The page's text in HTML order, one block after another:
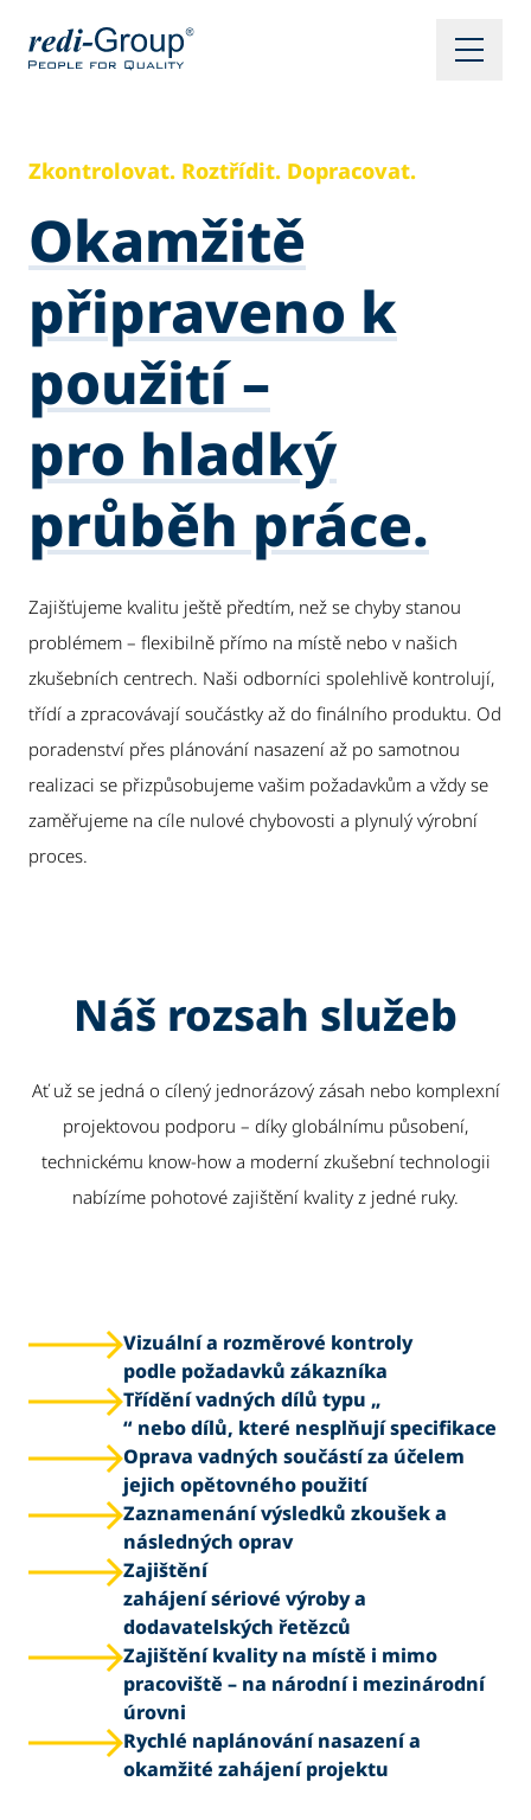
Zkontrolovat. Roztřídit. Dopracovat.
Okamžitě
připraveno k
použití –
pro hladký
průběh práce.
Zajišťujeme kvalitu ještě předtím, než se chyby stanou
problémem – flexibilně přímo na místě nebo v našich
zkušebních centrech. Naši odborníci spolehlivě kontrolují,
třídí a zpracovávají součástky až do finálního produktu. Od
poradenství přes plánování nasazení až po samotnou
realizaci se přizpůsobujeme vašim požadavkům a vždy se
zaměřujeme na cíle nulové chybovosti a plynulý výrobní
proces.
Náš rozsah služeb
Ať už se jedná o cílený jednorázový zásah nebo komplexní
projektovou podporu – díky globálnímu působení,
technickému know-how a moderní zkušební technologii
nabízíme pohotové zajištění kvality z jedné ruky.
Vizuální a rozměrové kontroly
podle požadavků zákazníka
Třídění vadných dílů typu „
“ nebo dílů, které nesplňují specifikace
Oprava vadných součástí za účelem
jejich opětovného použití
Zaznamenání výsledků zkoušek a
následných oprav
Zajištění
zahájení sériové výroby a
dodavatelských řetězců
Zajištění kvality na místě i mimo
pracoviště – na národní i mezinárodní
úrovni
Rychlé naplánování nasazení a
okamžité zahájení projektu